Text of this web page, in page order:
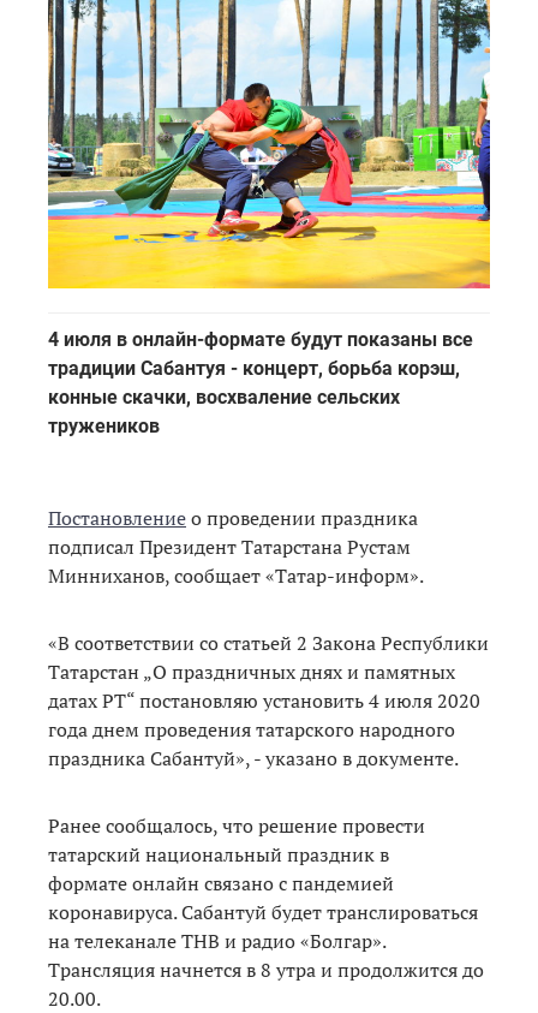
4 июля в онлайн-формате будут показаны все
традиции Сабантуя - концерт, борьба корэш,
конные скачки, восхваление сельских
тружеников
Постановлениео проведении праздника
подписал Президент Татарстана Рустам
Минниханов, сообщает «Татар-информ».
«В соответствии со статьей 2 Закона Республики
Татарстан „О праздничных днях и памятных
датах РТ“ постановляю установить 4 июля 2020
года днем проведения татарского народного
праздника Сабантуй», - указано в документе.
Ранее сообщалось, что решение провести
татарский национальный праздник в
формате онлайн связано с пандемией
коронавируса. Сабантуй будет транслироваться
на телеканале ТНВ и радио «Болгар».
Трансляция начнется в 8 утра и продолжится до
20.00.